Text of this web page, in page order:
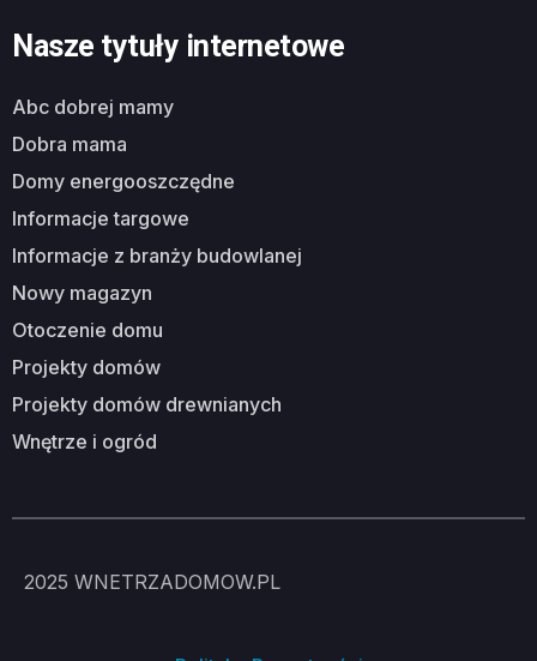
Nasze tytuły internetowe
abc dobrej mamy
dobra mama
domy energooszczędne
informacje targowe
informacje z branży budowlanej
nowy magazyn
otoczenie domu
projekty domów
projekty domów drewnianych
wnętrze i ogród
2025 WNETRZADOMOW.PL